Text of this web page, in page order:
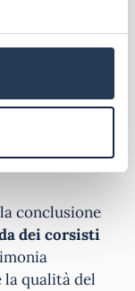
forza più
unostage
Placement
di
conclusione
dei corsisti
la qualità del